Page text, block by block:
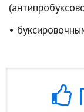
•